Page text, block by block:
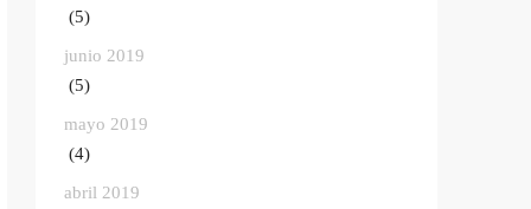
(5)
junio 2019
(5)
mayo 2019
(4)
abril 2019